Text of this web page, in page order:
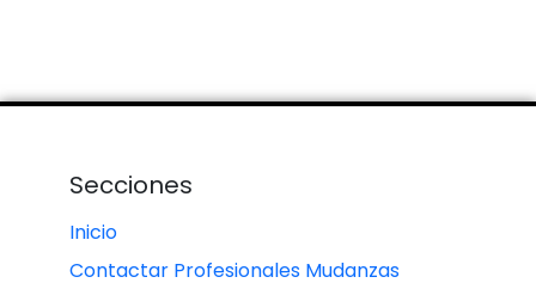
Secciones
Inicio
Contactar Profesionales Mudanzas